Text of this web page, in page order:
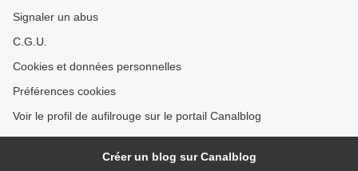
Signaler un abus
C.G.U.
Cookies et données personnelles
Préférences cookies
Voir le profil de aufilrouge sur le portail Canalblog
Créer un blog sur Canalblog